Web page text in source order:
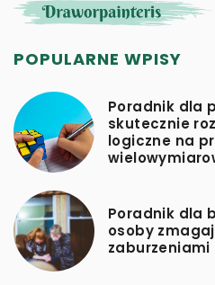
POPULARNE WPISY
Poradnik dla
skutecznie
logiczne na
Poradnik dla
osoby